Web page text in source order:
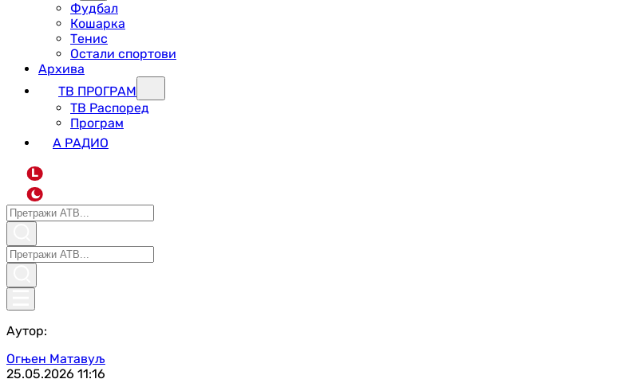
Фудбал
Кошарка
Тенис
Остали спортови
Архива
ТВ ПРОГРАМ
ТВ Распоред
Програм
А РАДИО
L
Аутор:
Огњен Матавуљ
25.05.2026 11:16